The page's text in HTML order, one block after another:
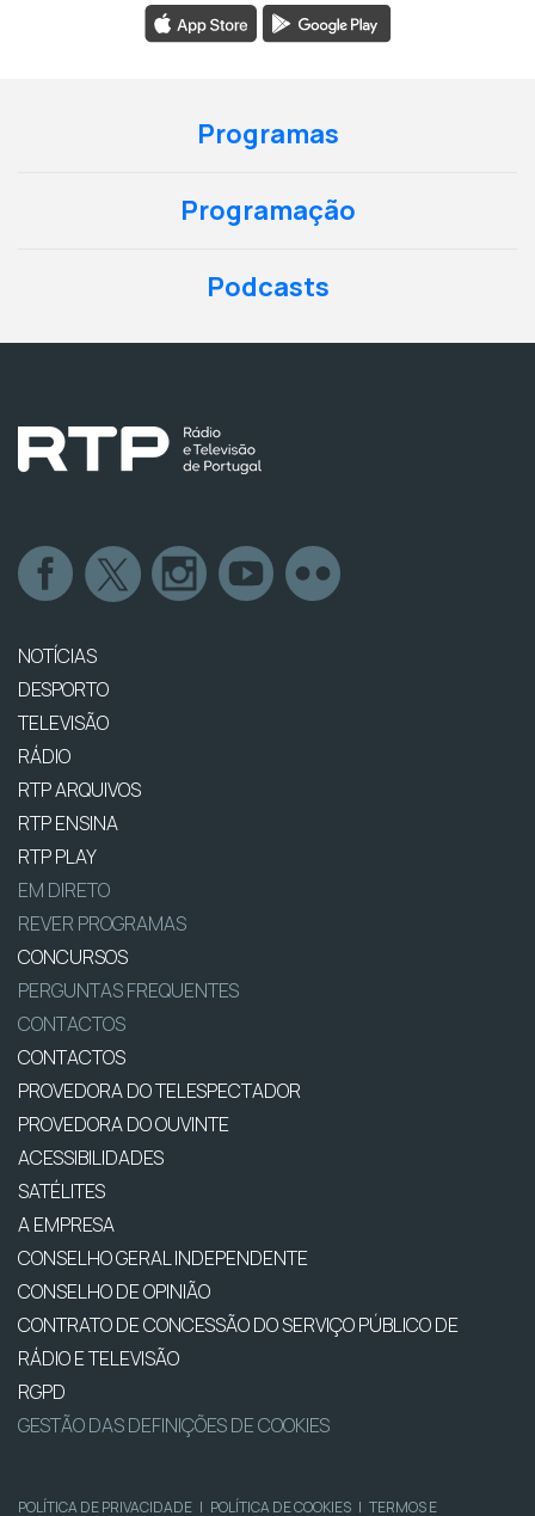
Programas
Programação
Podcasts
NOTÍCIAS
DESPORTO
TELEVISÃO
RÁDIO
RTP ARQUIVOS
RTP ENSINA
RTP PLAY
EM DIRETO
REVER PROGRAMAS
CONCURSOS
PERGUNTAS FREQUENTES
CONTACTOS
CONTACTOS
PROVEDORA DO TELESPECTADOR
PROVEDORA DO OUVINTE
ACESSIBILIDADES
SATÉLITES
A EMPRESA
CONSELHO GERAL INDEPENDENTE
CONSELHO DE OPINIÃO
CONTRATO DE CONCESSÃO DO SERVIÇO PÚBLICO DE
RÁDIO E TELEVISÃO
RGPD
GESTÃO DAS DEFINIÇÕES DE COOKIES
POLÍTICA DE PRIVACIDADE | POLÍTICA DE COOKIES | TERMOS E